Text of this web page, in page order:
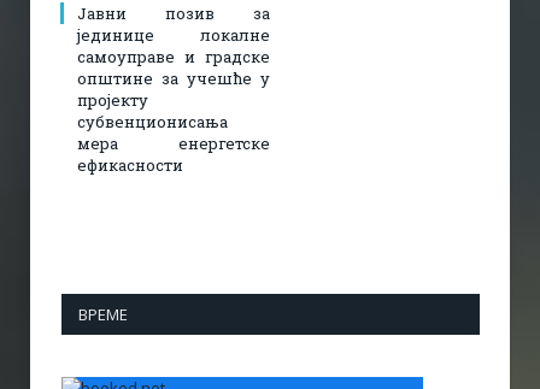
Јавни позив за
јединице локалне
самоуправе и градске
општине за учешће у
пројекту
субвенционисања
мера енергетске
ефикасности
ВРЕМЕ